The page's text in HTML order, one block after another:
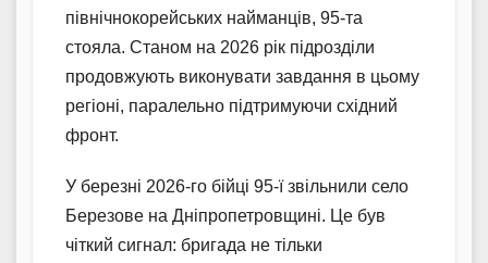
північнокорейських найманців, 95-та
стояла. Станом на 2026 рік підрозділи
продовжують виконувати завдання в цьому
регіоні, паралельно підтримуючи східний
фронт.
У березні 2026-го бійці 95-ї звільнили село
Березове на Дніпропетровщині. Це був
чіткий сигнал: бригада не тільки